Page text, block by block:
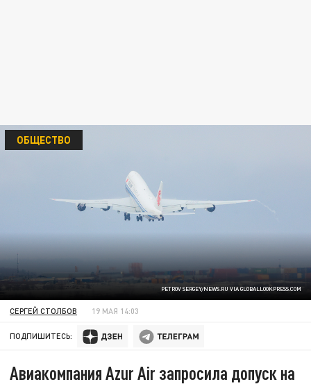
PETROV SERGEY/NEWS.RU VIA GLOBALLOOKPRESS.COM
ОБЩЕСТВО
СЕРГЕЙ СТОЛБОВ 19 МАЯ 14:03
ПОДПИШИТЕСЬ:
Авиакомпания Azur Air запросила допуск на